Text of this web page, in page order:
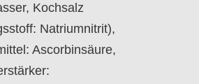
Kochsalz
Natriumnitrit),
Ascorbinsäure,